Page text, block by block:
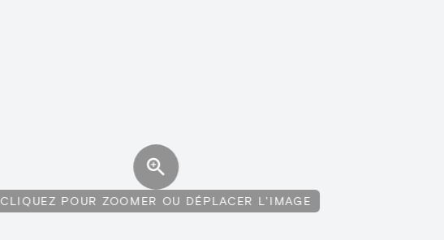
CLIQUEZ POUR ZOOMER OU DÉPLACER L'IMAGE